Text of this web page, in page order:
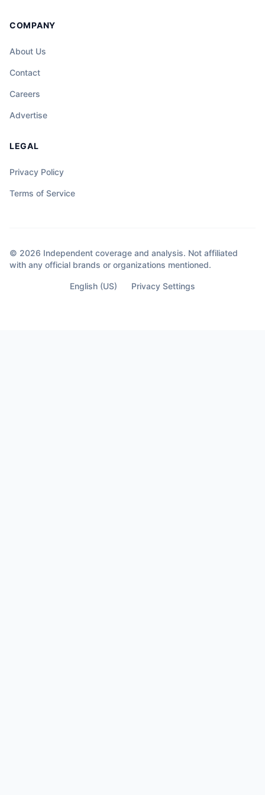
COMPANY
About Us
Contact
Careers
Advertise
LEGAL
Privacy Policy
Terms of Service
© 2026 Independent coverage and analysis. Not affiliated
with any official brands or organizations mentioned.
English (US) Privacy Settings